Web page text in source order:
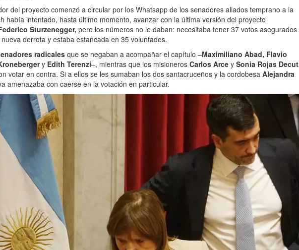
del proyecto comenzó a circular por los Whatsapp de los senadores aliados temprano a la
había intentado, hasta último momento, avanzar con la última versión del proyecto
Sturzenegger, pero los números no le daban: necesitaba tener 37 votos asegurados
derrota y estaba estancada en 35 voluntades.
radicalesque se negaban a acompañar el capítulo –Maximiliano Abad, Flavio
y Edith Terenzi–, mientras que los misioneros Carlos Arce y Sonia Rojas Decut
votar en contra. Si a ellos se les sumaban los dos santacruceños y la cordobesaAlejandra
amenazaba con caerse en la votación en particular.